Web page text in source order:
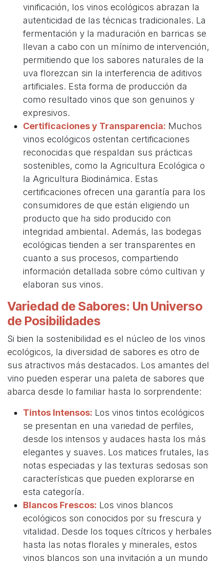
vinificación, los vinos ecológicos abrazan la
autenticidad de las técnicas tradicionales. La
fermentación y la maduración en barricas se
llevan a cabo con un mínimo de intervención,
permitiendo que los sabores naturales de la
uva florezcan sin la interferencia de aditivos
artificiales. Esta forma de producción da
como resultado vinos que son genuinos y
expresivos.
Certificaciones y Transparencia: Muchos
vinos ecológicos ostentan certificaciones
reconocidas que respaldan sus prácticas
sostenibles, como la Agricultura Ecológica o
la Agricultura Biodinámica. Estas
certificaciones ofrecen una garantía para los
consumidores de que están eligiendo un
producto que ha sido producido con
integridad ambiental. Además, las bodegas
ecológicas tienden a ser transparentes en
cuanto a sus procesos, compartiendo
información detallada sobre cómo cultivan y
elaboran sus vinos.
Variedad de Sabores: Un Universo
de Posibilidades
Si bien la sostenibilidad es el núcleo de los vinos
ecológicos, la diversidad de sabores es otro de
sus atractivos más destacados. Los amantes del
vino pueden esperar una paleta de sabores que
abarca desde lo familiar hasta lo sorprendente:
Tintos Intensos: Los vinos tintos ecológicos
se presentan en una variedad de perfiles,
desde los intensos y audaces hasta los más
elegantes y suaves. Los matices frutales, las
notas especiadas y las texturas sedosas son
características que pueden explorarse en
esta categoría.
Blancos Frescos: Los vinos blancos
ecológicos son conocidos por su frescura y
vitalidad. Desde los toques cítricos y herbales
hasta las notas florales y minerales, estos
vinos blancos son una invitación a un mundo